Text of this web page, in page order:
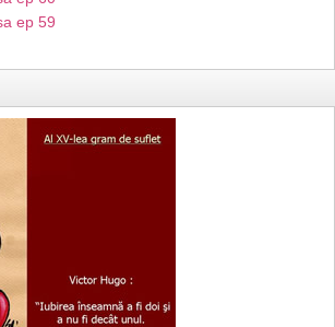
ep 59